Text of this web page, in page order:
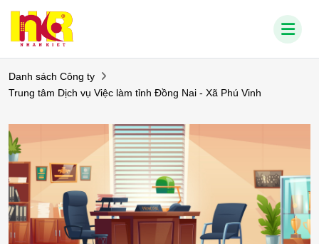
Danh sách Công ty
Trung tâm Dịch vụ Việc làm tỉnh Đồng Nai - Xã Phú Vinh